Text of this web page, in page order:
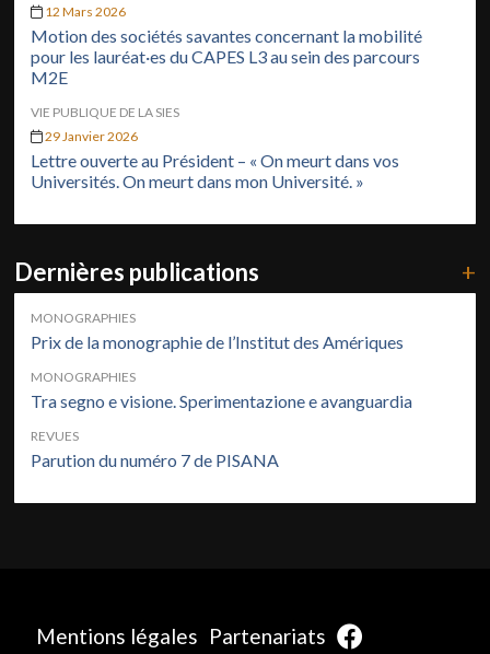
12 Mars 2026
Motion des sociétés savantes concernant la mobilité
pour les lauréat·es du CAPES L3 au sein des parcours
M2E
VIE PUBLIQUE DE LA SIES
29 Janvier 2026
Lettre ouverte au Président – « On meurt dans vos
Universités. On meurt dans mon Université. »
Dernières publications +
MONOGRAPHIES
Prix de la monographie de l’Institut des Amériques
MONOGRAPHIES
Tra segno e visione. Sperimentazione e avanguardia
REVUES
Parution du numéro 7 de PISANA
Mentions légales Partenariats